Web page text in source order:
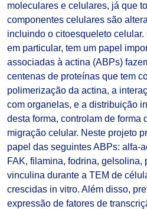
moleculares e celulares, já que
componentes celulares são
incluindo o citoesqueleto
em particular, tem um papel
associadas à actina (ABPs)
centenas de proteínas que tem
polimerização da actina, a
com organelas, e a distribuição
desta forma, controlam de forma
migração celular. Neste projeto
papel das seguintes ABPs: alfa-
FAK, filamina, fodrina, gelsolina,
vinculina durante a TEM de
crescidas in vitro. Além disso,
expressão de fatores de